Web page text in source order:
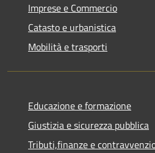
Imprese e Commercio
Catasto e urbanistica
Mobilità e trasporti
Educazione e formazione
Giustizia e sicurezza pubblica
Tributi,finanze e